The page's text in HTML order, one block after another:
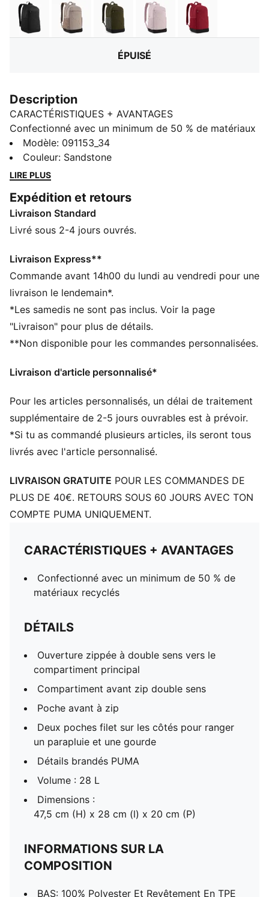
PUMA BlackMouse GrayDark Olive Misty Pink Garnet Glow
ÉPUISÉ
Description
CARACTÉRISTIQUES + AVANTAGES
Confectionné avec un minimum de 50 % de matériaux
recyclés
DÉTAILS
Ouverture zippée à double sens vers le compartiment
Compartiment avant zip double sens
Poche avant à zip
Deux poches filet sur les côtés pour ranger un
Détails brandés PUMA
Volume : 28 L
Dimensions : 47,5 cm (H) x 28 cm (l) x 20 cm (P)
Modèle: 091153_34
Couleur: Sandstone
LIRE PLUS
Expédition et retours
Livraison Standard
Livré sous 2-4 jours ouvrés.
Livraison Express**
Commande avant 14h00 du lundi au vendredi pour une
livraison le lendemain*.
*Les samedis ne sont pas inclus. Voir la page
"Livraison" pour plus de détails.
**Non disponible pour les commandes personnalisées.
Livraison d'article personnalisé*
Pour les articles personnalisés, un délai de traitement
supplémentaire de 2-5 jours ouvrables est à prévoir.
*Si tu as commandé plusieurs articles, ils seront tous
livrés avec l'article personnalisé.
LIVRAISON GRATUITE POUR LES COMMANDES DE
PLUS DE 40€. RETOURS SOUS 60 JOURS AVEC TON
COMPTE PUMA UNIQUEMENT.
CARACTÉRISTIQUES + AVANTAGES
Confectionné avec un minimum de 50 % de
matériaux recyclés
DÉTAILS
Ouverture zippée à double sens vers le
compartiment principal
Compartiment avant zip double sens
Poche avant à zip
Deux poches filet sur les côtés pour ranger
un parapluie et une gourde
Détails brandés PUMA
Volume : 28 L
Dimensions :
47,5 cm (H) x 28 cm (l) x 20 cm (P)
INFORMATIONS SUR LA
COMPOSITION
BAS: 100% Polyester Et Revêtement En TPE